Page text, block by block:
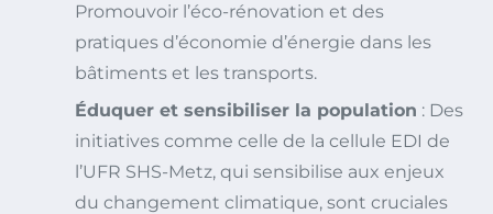
Promouvoir l’éco-rénovation et des
pratiques d’économie d’énergie dans les
bâtiments et les transports.
Éduquer et sensibiliser la population : Des
initiatives comme celle de la cellule EDI de
l’UFR SHS-Metz, qui sensibilise aux enjeux
du changement climatique, sont cruciales